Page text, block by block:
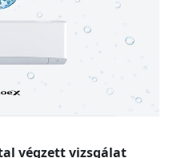
végzett vizsgálat